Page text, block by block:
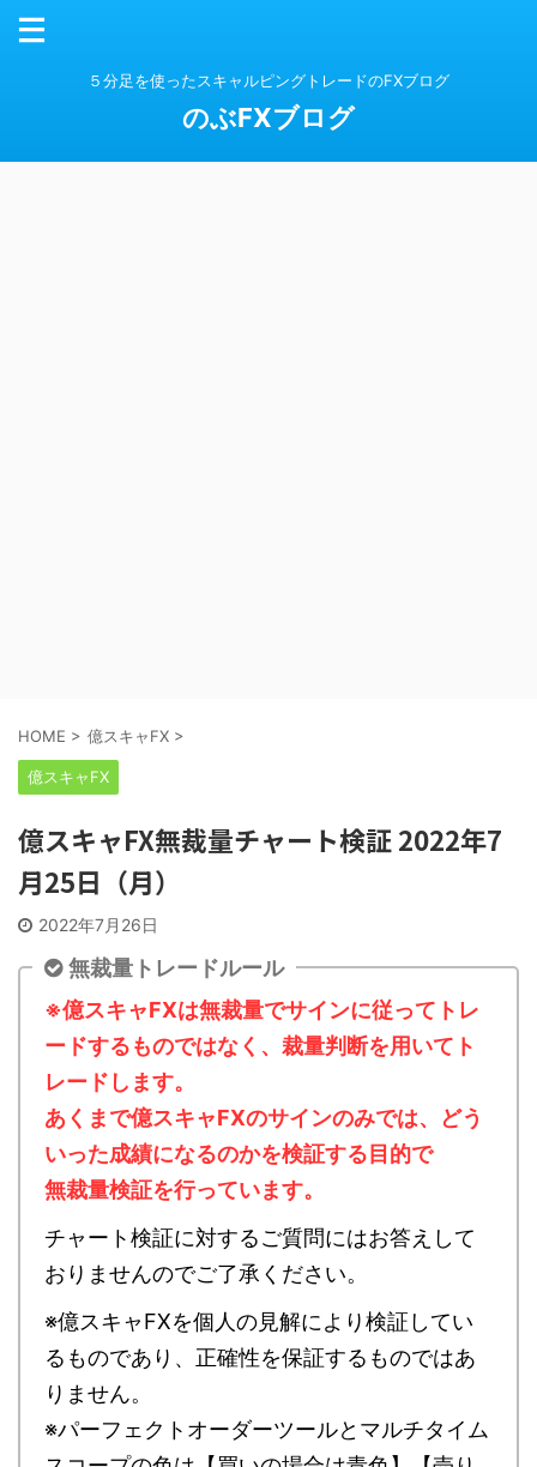
５分足を使ったスキャルピングトレードのFXブログ
のぶFXブログ
HOME > 億スキャFX >
億スキャFX
億スキャFX無裁量チャート検証 2022年7
月25日（月）
2022年7月26日
無裁量トレードルール
※億スキャFXは無裁量でサインに従ってトレ
ードするものではなく、裁量判断を用いてト
レードします。
あくまで億スキャFXのサインのみでは、どう
いった成績になるのかを検証する目的で
無裁量検証を行っています。
チャート検証に対するご質問にはお答えして
おりませんのでご了承ください。
※億スキャFXを個人の見解により検証してい
るものであり、正確性を保証するものではあ
りません。
※パーフェクトオーダーツールとマルチタイム